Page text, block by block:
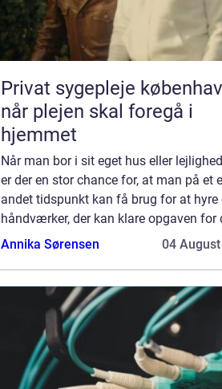
Privat sygepleje
når plejen skal foregå i
hjemmet
Når man bor i sit eget hus eller
er der en stor chance for, at man på et
andet tidspunkt kan få brug for at hyre
håndværker, der kan klare opgaven for
Medmindre man har hænderne sk...
Annika Sørensen 04